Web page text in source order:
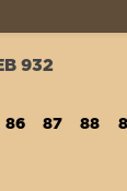
932
86 87 88